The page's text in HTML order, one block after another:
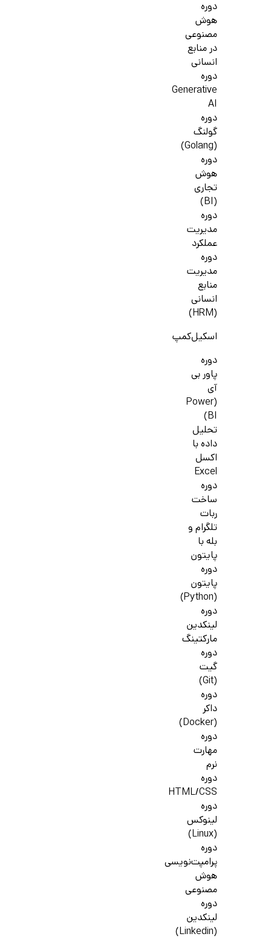
دوره
هوش
مصنوعی
در منابع
انسانی
دوره
Generative
AI
دوره
گولنگ
(Golang)
دوره
هوش
تجاری
(BI)
دوره
مدیریت
عملکرد
دوره
مدیریت
منابع
انسانی
(HRM)
اسکیل‌کمپ
دوره
پاور بی
آی
(Power
BI)
تحلیل
داده با
اکسل
Excel
دوره
ساخت
ربات
تلگرام و
بله با
پایتون
دوره
پایتون
(Python)
دوره
لینکدین
مارکتینگ
دوره
گیت
(Git)
دوره
داکر
(Docker)
دوره
مهارت
نرم
دوره
HTML/CSS
دوره
لینوکس
(Linux)
دوره
پرامپت‌نویسی
هوش
مصنوعی
دوره
لینکدین
(Linkedin)